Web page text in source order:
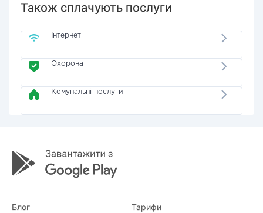
Також сплачують послуги
Інтернет
Охорона
Комунальні послуги
Блог Тарифи